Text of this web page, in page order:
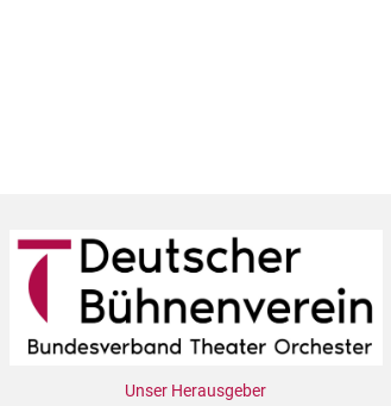
Unser Herausgeber